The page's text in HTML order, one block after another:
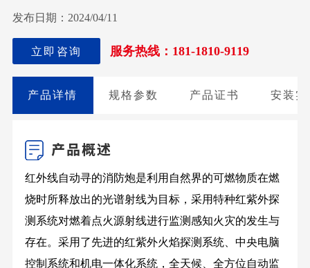
发布日期：2024/04/11
立即咨询 服务热线：181-1810-9119
产品详情 规格参数 产品证书 安装实
红外线自动寻的消防炮是利用自然界的可燃物质在燃
烧时所释放出的光谱射线为目标，采用特种红紫外探
测系统对燃着点火源射线进行监测感知火灾的发生与
存在。采用了先进的红紫外火焰探测系统、中央电脑
控制系统和机电一体化系统，全天候、全方位自动监